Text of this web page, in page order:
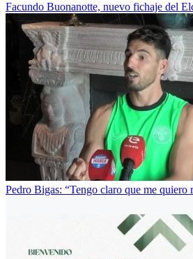
Facundo Buonanotte, nuevo fichaje del
Pedro Bigas: “Tengo claro que me quiero